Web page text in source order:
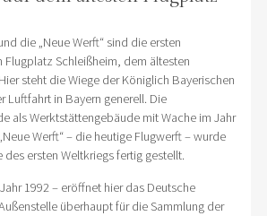
die „Neue Werft“ sind die ersten
Schleißheim, dem ältesten
steht die Wiege der Königlich Bayerischen
Luftfahrt in Bayern generell. Die
als Werktstättengebäude mit Wache im Jahr
Werft“ – die heutige Flugwerft – wurde
des ersten Weltkriegs fertig gestellt.
1992 – eröffnet hier das Deutsche
überhaupt für die Sammlung der